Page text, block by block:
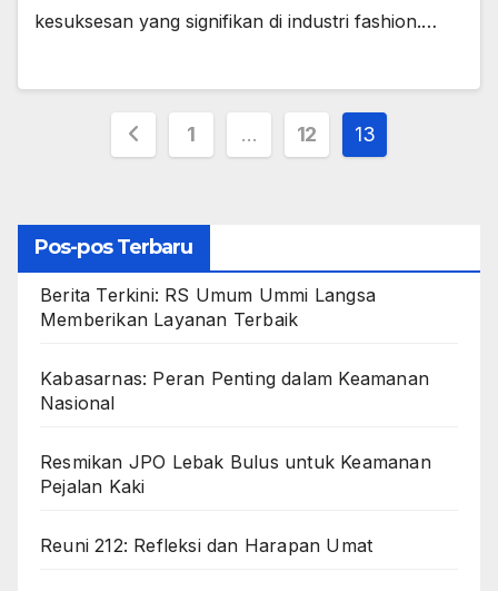
kesuksesan yang signifikan di industri fashion.…
Paginasi
1 … 12 13
Pos-pos Terbaru
Berita Terkini: RS Umum Ummi Langsa
Memberikan Layanan Terbaik
Kabasarnas: Peran Penting dalam Keamanan
Nasional
Resmikan JPO Lebak Bulus untuk Keamanan
Pejalan Kaki
Reuni 212: Refleksi dan Harapan Umat